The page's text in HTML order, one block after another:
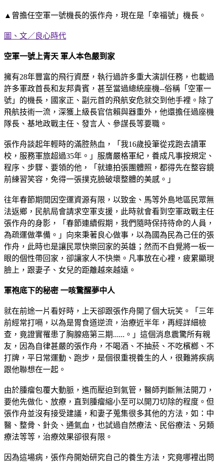
▲曾擔任空軍一號機長的張作舟，現在是「幸福號」機長。
圖、文／良心時代
空軍一號上青天 軍人本色嚴到家
擁有28年豐富的飛行資歷，執行過許多重大演訓任務，也載過
許多軍政首長和友邦貴賓，甚至當過總統座機--俗稱「空軍一
號」的機長，國家正、副元首的飛航安危就交到他手裡。除了
飛航技術一流，深獲上級長官信賴與器重外，他還擔任過座機
隊長、基地政戰主任、發言人、參謀長等要職。
張作舟談起年輕時的滿腔熱血，「我16歲投筆從戎跑去讀軍
校，服務軍旅超過35年。」服膺嚴格軍紀，養成凡事按規定、
程序、步驟、要領的他，「就連拍張團體照，都得先在整容鏡
前練習笑容，免得一張撲克臉破壞整體的美感。」
往年春節期間因空運資源有限，以致金、馬等外島地區民眾無
法返鄉，民航局會請求空軍支援，此時就會看到空軍政戰主任
張作舟的身影，「春節連續假期，我們隨時保持待命的人員，
為疏運做準備。」向來秉著良心做事，以為國為民為己任的張
作舟，此時也是讓民眾快樂回家的英雄；然而不自覺將一板一
眼的個性帶回家，卻讓家人不快樂。凡事放在心裡，疲累顯現
臉上，跟妻子、女兒的距離越來越遠。
軍袍底下的秘密 一咳驚醒夢中人
就在前途一片看好時，上天卻跟張作舟開了個大玩笑。「三年
前經常打嗝，以為是胃食道逆流，治療近半年，再經詳細檢
查，竟證實罹患了胸腺癌第三期......。」這個消息震驚所有親
友，因為自律甚嚴的張作舟，不喝酒、不抽菸、不吃檳榔、不
打牌，平日常運動、跑步，是個很重視養生的人，很難將疾病
跟他聯想在一起。
由於腫瘤包覆大動脈，進而壓迫到氣管，醫師判斷無法開刀，
要他先做化、放療，直到腫瘤縮小至可以開刀切除的程度。但
張作舟並沒有接受建議，和妻子蒐集很多其他的方法，如：中
醫、整骨、針灸、通氣血，也試過自然療法、民俗療法、另類
療法等等，治療效果卻很有限。
因為這場病，張作舟開始研究自己的養生方法，究竟哪裡出問